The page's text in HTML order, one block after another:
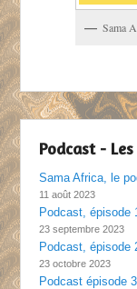
Sama
Podcast -
Sama Africa, le
11 août 2023
Podcast, épisode
23 septembre 2023
Podcast, épisode
23 octobre 2023
Podcast épisode